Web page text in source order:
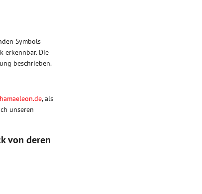
Symbols
erkennbar. Die
beschrieben.
, als
unseren
von deren